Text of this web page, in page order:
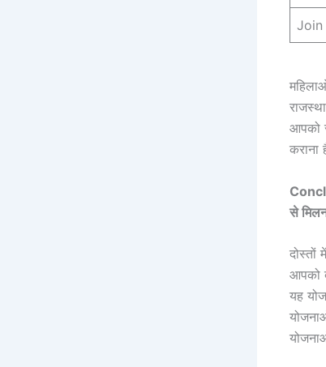
Join
आपको
कराना
से
दोस्तों
आपको
यह